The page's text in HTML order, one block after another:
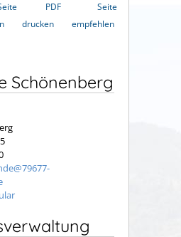
PDF
drucken
Seite
empfehlen
Schönenberg